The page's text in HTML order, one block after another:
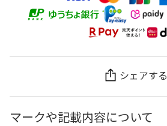
シェアする
マークや記載内容について